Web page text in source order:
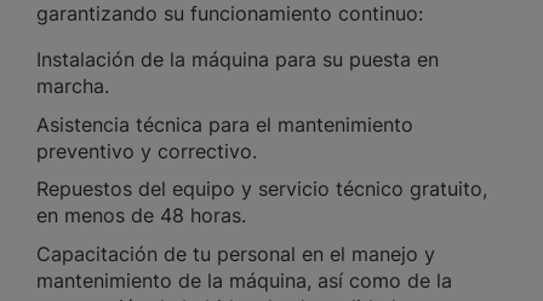
garantizando su funcionamiento continuo:
Instalación de la máquina para su puesta en
marcha.
Asistencia técnica para el mantenimiento
preventivo y correctivo.
Repuestos del equipo y servicio técnico gratuito,
en menos de 48 horas.
Capacitación de tu personal en el manejo y
mantenimiento de la máquina, así como de la